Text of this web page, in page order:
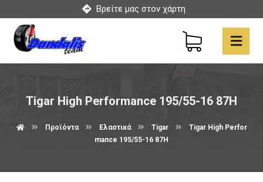
Βρείτε μας στον χάρτη
Tigar High Performance 195/55-16 87H
Προϊόντα Ελαστικά Tigar
Tigar High Perfor
mance 195/55-16 87H